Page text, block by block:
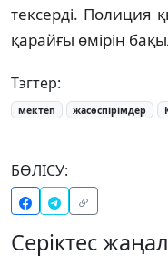
тексерді. Полиция
қарайғы өмірін
Тэгтер:
мектеп жасөспірімдер
БӨЛІСУ:
Серіктес